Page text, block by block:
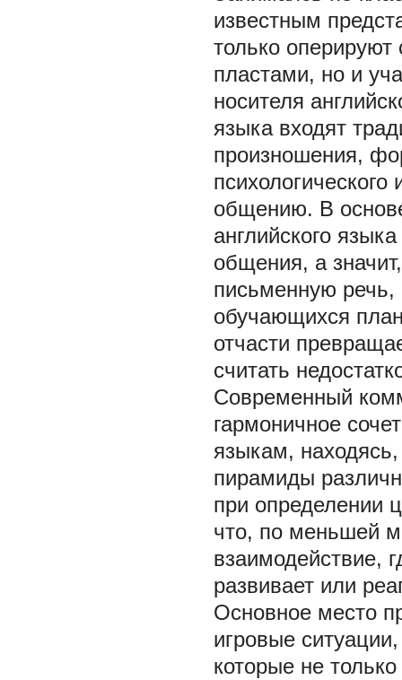
известным
только
пластами, но и
носителя
языка входят
произношения,
общению. В
английского
общения, а
письменную речь,
обучающихся
отчасти
считать
Современный
гармоничное
языкам,
пирамиды
при определении
что, по меньшей
взаимодействие,
развивает или
Основное место
игровые
которые не